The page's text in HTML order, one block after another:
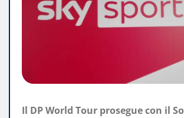
Il DP World Tour prosegue con il